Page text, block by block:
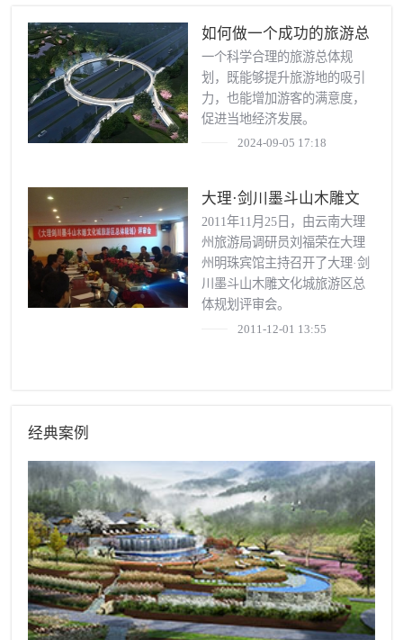
如何做一个成功的旅游总
体规划？
一个科学合理的旅游总体规
划，既能够提升旅游地的吸引
力，也能增加游客的满意度，
促进当地经济发展。
2024-09-05 17:18
大理·剑川墨斗山木雕文
化城旅游区总体规划通过
评审
2011年11月25日，由云南大理
州旅游局调研员刘福荣在大理
州明珠宾馆主持召开了大理·剑
川墨斗山木雕文化城旅游区总
体规划评审会。
2011-12-01 13:55
经典案例